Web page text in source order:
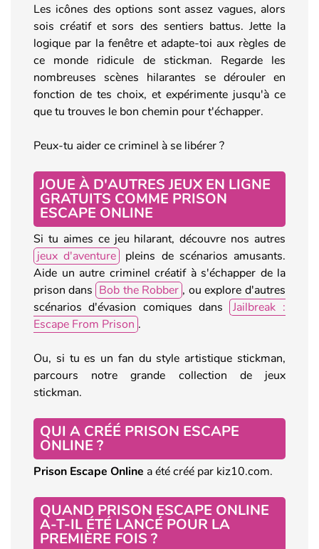
Les icônes des options sont assez vagues, alors
sois créatif et sors des sentiers battus. Jette la
logique par la fenêtre et adapte-toi aux règles de
ce monde ridicule de stickman. Regarde les
nombreuses scènes hilarantes se dérouler en
fonction de tes choix, et expérimente jusqu'à ce
que tu trouves le bon chemin pour t'échapper.
Peux-tu aider ce criminel à se libérer ?
JOUE À D'AUTRES JEUX EN LIGNE
GRATUITS COMME PRISON
ESCAPE ONLINE
Si tu aimes ce jeu hilarant, découvre nos autres
jeux d'aventure
pleins de scénarios amusants.
Aide un autre criminel créatif à s'échapper de la
prison dans Bob the Robber , ou explore d'autres
scénarios d'évasion comiques dans
Jailbreak :
Escape From Prison .
Ou, si tu es un fan du style artistique stickman,
parcours notre grande collection de jeux
stickman.
QUI A CRÉÉ PRISON ESCAPE
ONLINE ?
Prison Escape Online a été créé par kiz10.com.
QUAND PRISON ESCAPE ONLINE
A-T-IL ÉTÉ LANCÉ POUR LA
PREMIÈRE FOIS ?